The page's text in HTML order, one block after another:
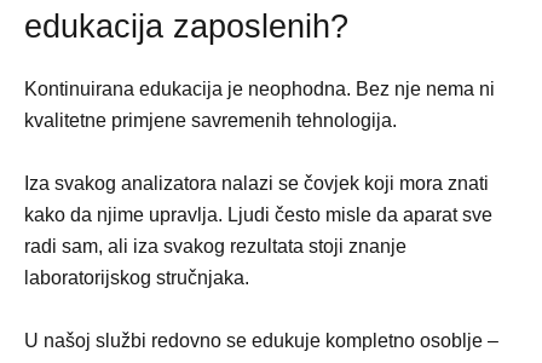
edukacija zaposlenih?
Kontinuirana edukacija je neophodna. Bez nje nema ni
kvalitetne primjene savremenih tehnologija.
Iza svakog analizatora nalazi se čovjek koji mora znati
kako da njime upravlja. Ljudi često misle da aparat sve
radi sam, ali iza svakog rezultata stoji znanje
laboratorijskog stručnjaka.
U našoj službi redovno se edukuje kompletno osoblje –